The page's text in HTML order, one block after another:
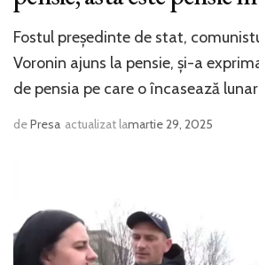
Fostul președinte de stat,
Voronin ajuns la pensie, și-a
de pensia pe care o încasează
dePresa actualizat lamartie 29, 2025